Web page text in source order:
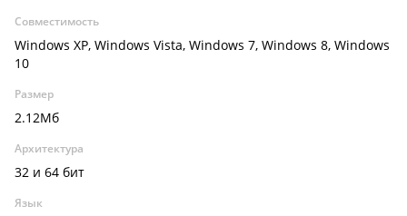
Совместимость
Windows XP, Windows Vista, Windows 7, Windows 8, Windows
10
Размер
2.12Мб
Архитектура
32 и 64 бит
Язык